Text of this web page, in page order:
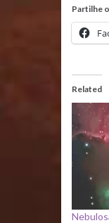
Partilhe
Related